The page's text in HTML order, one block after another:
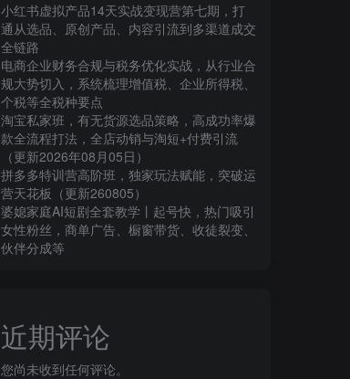
小红书虚拟产品14天实战变现营第七期，打
通从选品、原创产品、内容引流到多渠道成交
全链路
电商企业财务合规与税务优化实战，从行业合
规大势切入，系统梳理增值税、企业所得税、
个税等全税种要点
淘宝私家班，有无货源选品策略，高成功率爆
款全流程打法，全店动销与淘短+付费引流
（更新2026年08月05日）
拼多多特训营高阶班，独家玩法赋能，突破运
营天花板（更新260805）
婆媳家庭AI短剧全套教学丨起号快，热门吸引
女性粉丝，商单广告、橱窗带货、收徒裂变、
伙伴分成等
近期评论
您尚未收到任何评论。